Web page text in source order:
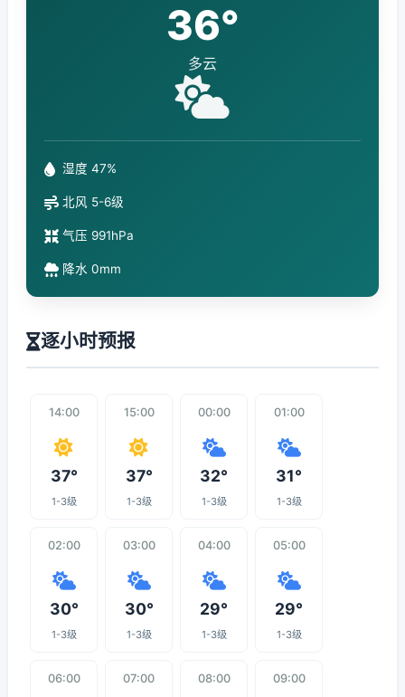
36°
多云
湿度 47%
北风 5-6级
气压 991hPa
降水 0mm
逐小时预报
14:00
37°
1-3级
15:00
37°
1-3级
00:00
32°
1-3级
01:00
31°
1-3级
02:00
30°
1-3级
03:00
30°
1-3级
04:00
29°
1-3级
05:00
29°
1-3级
06:00 07:00 08:00 09:00